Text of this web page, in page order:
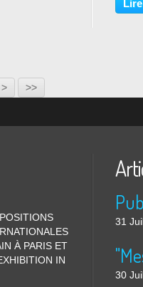
artisans
de la «
> >>
À PARIS ET
IN
31
30